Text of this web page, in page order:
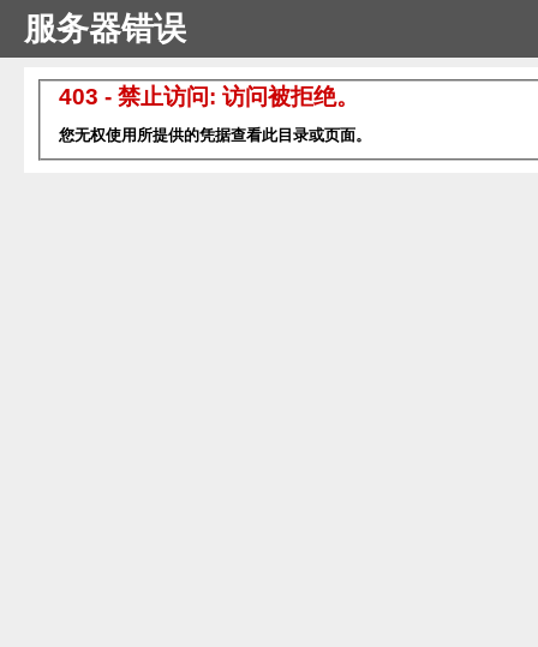
服务器错误
403 - 禁止访问: 访问被拒绝。
您无权使用所提供的凭据查看此目录或页面。